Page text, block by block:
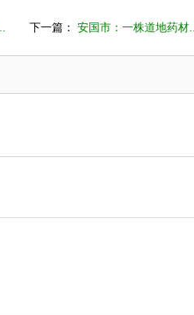
下一篇： 安国市：一株道地药材